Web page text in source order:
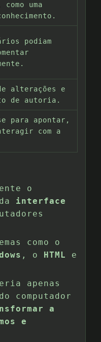
uma
podiam
alterações e
de autoria.
para apontar,
com a
o
interface
como o
, o HTML
e
apenas
computador
a
e